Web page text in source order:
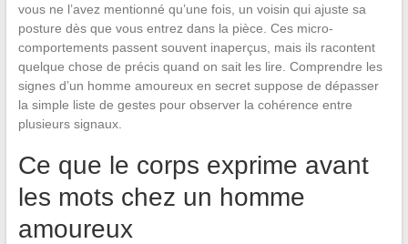
vous ne l’avez mentionné qu’une fois, un voisin qui ajuste sa
posture dès que vous entrez dans la pièce. Ces micro-
comportements passent souvent inaperçus, mais ils racontent
quelque chose de précis quand on sait les lire. Comprendre les
signes d’un homme amoureux en secret suppose de dépasser
la simple liste de gestes pour observer la cohérence entre
plusieurs signaux.
Ce que le corps exprime avant
les mots chez un homme
amoureux